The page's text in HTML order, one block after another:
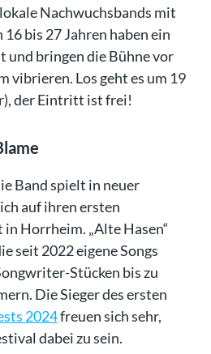
Nachwuchsbands mit
bis 27 Jahren haben ein
und bringen die Bühne vor
vibrieren. Los geht es um 19
der Eintritt ist frei!
Band spielt in neuer
auf ihren ersten
Horrheim. „Alte Hasen“
seit 2022 eigene Songs
Stücken bis zu
Die Sieger des ersten
2024freuen sich sehr,
dabei zu sein.